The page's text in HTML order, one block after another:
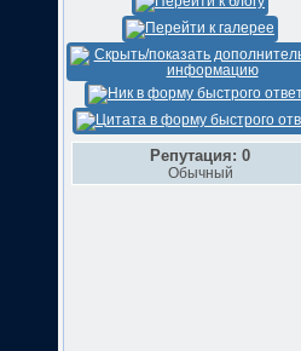
Репутация: 0
Обычный